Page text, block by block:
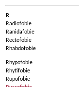
R
Radiofobie
Ranidafobie
Rectofobie
Rhabdofobie
Rhypofobie
Rhytifobie
Rupofobie